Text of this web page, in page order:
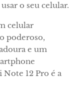
o seu celular.
celular
poderoso,
e um
12 Pro é a